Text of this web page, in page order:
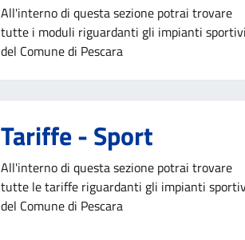
All'interno di questa sezione potrai trovare
tutte i moduli riguardanti gli impianti sportivi
del Comune di Pescara
Tariffe - Sport
All'interno di questa sezione potrai trovare
tutte le tariffe riguardanti gli impianti
del Comune di Pescara